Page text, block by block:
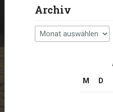
Archiv
Archiv
M D